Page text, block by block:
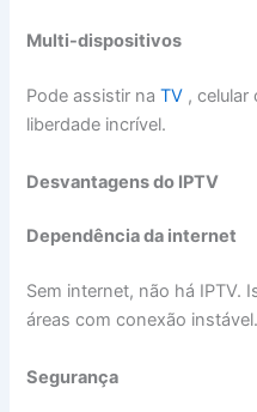
Multi-dispositivos
Pode assistir naTV , celular
liberdade incrível.
Desvantagens do IPTV
Dependência da internet
Sem internet, não há IPTV.
áreas com conexão instável.
Segurança